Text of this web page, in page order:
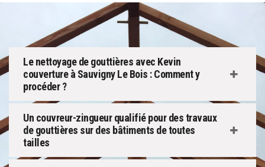
Le nettoyage de gouttières avec Kevin
couverture à Sauvigny Le Bois : Comment y
procéder ?
Un couvreur-zingueur qualifié pour des travaux
de gouttières sur des bâtiments de toutes
tailles